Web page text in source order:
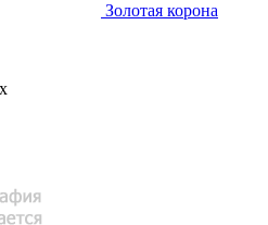
Золотая корона